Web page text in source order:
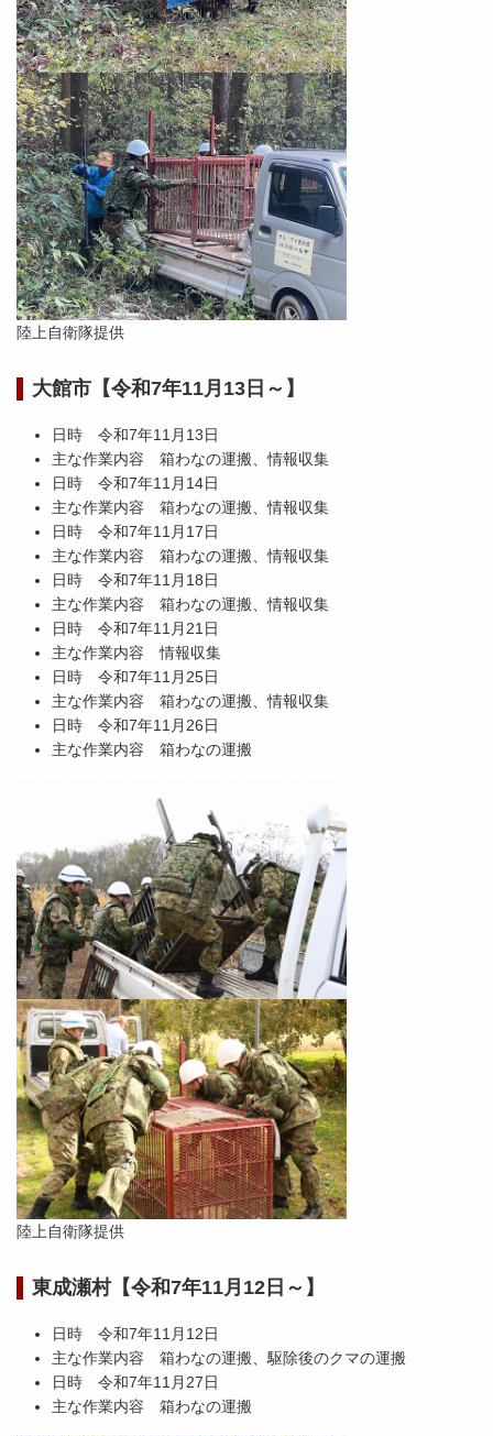
陸上自衛隊提供
大館市【令和7年11月13日～】
日時 令和7年11月13日
主な作業内容 箱わなの運搬、情報収集
日時 令和7年11月14日
主な作業内容 箱わなの運搬、情報収集
日時 令和7年11月17日
主な作業内容 箱わなの運搬、情報収集
日時 令和7年11月18日
主な作業内容 箱わなの運搬、情報収集
日時 令和7年11月21日
主な作業内容 情報収集
日時 令和7年11月25日
主な作業内容 箱わなの運搬、情報収集
日時 令和7年11月26日
主な作業内容 箱わなの運搬
陸上自衛隊提供
東成瀬村【令和7年11月12日～】
日時 令和7年11月12日
主な作業内容 箱わなの運搬、駆除後のクマの運搬
日時 令和7年11月27日
主な作業内容 箱わなの運搬